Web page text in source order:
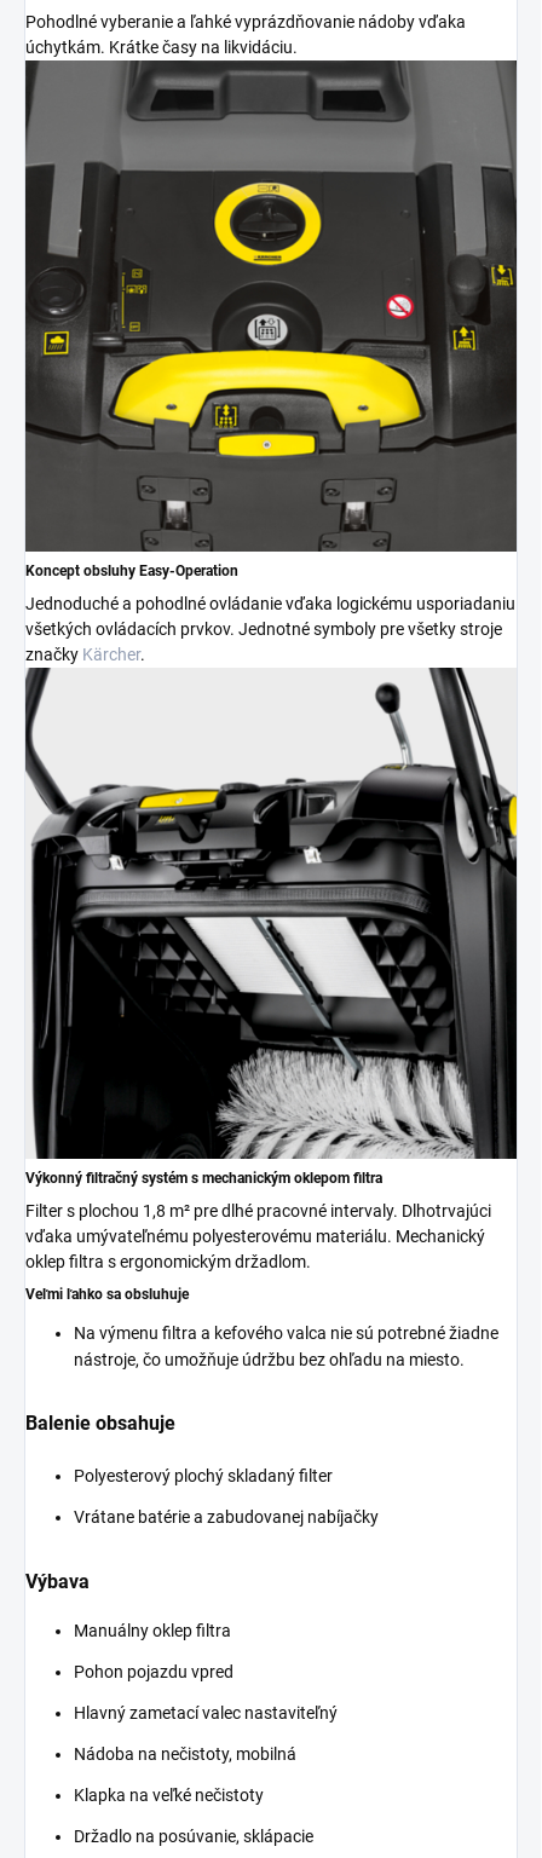
Pohodlné vyberanie a ľahké vyprázdňovanie nádoby vďaka
úchytkám. Krátke časy na likvidáciu.
Koncept obsluhy Easy-Operation
Jednoduché a pohodlné ovládanie vďaka logickému usporiadaniu
všetkých ovládacích prvkov. Jednotné symboly pre všetky stroje
značky Kärcher.
Výkonný filtračný systém s mechanickým oklepom filtra
Filter s plochou 1,8 m² pre dlhé pracovné intervaly. Dlhotrvajúci
vďaka umývateľnému polyesterovému materiálu. Mechanický
oklep filtra s ergonomickým držadlom.
Veľmi ľahko sa obsluhuje
Na výmenu filtra a kefového valca nie sú potrebné žiadne
nástroje, čo umožňuje údržbu bez ohľadu na miesto.
Balenie obsahuje
Polyesterový plochý skladaný filter
Vrátane batérie a zabudovanej nabíjačky
Výbava
Manuálny oklep filtra
Pohon pojazdu vpred
Hlavný zametací valec nastaviteľný
Nádoba na nečistoty, mobilná
Klapka na veľké nečistoty
Držadlo na posúvanie, sklápacie